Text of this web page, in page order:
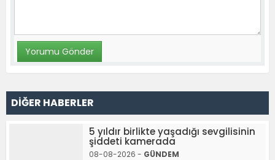
DİĞER HABERLER
5 yıldır birlikte yaşadığı sevgilisinin
şiddeti kamerada
08-08-2026 - GÜNDEM